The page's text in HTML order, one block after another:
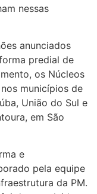
nessas
anunciados
predial de
os Núcleos
municípios de
União do Sul e
em São
e
pela equipe
da PM.